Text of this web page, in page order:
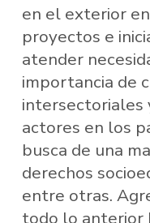
en el exterior
proyectos e
atender
importancia de
intersectoriales
actores en los
busca de una
derechos
entre otras.
todo lo anterior